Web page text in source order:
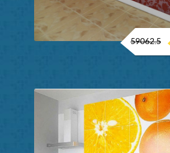
59062.5